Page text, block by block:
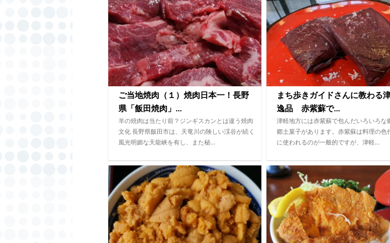
ご当地焼肉（１）焼肉日本一！長野
県「飯田焼肉」...
羊の焼肉は当たり前？ジンギスカンとは違う焼肉
文化 長野県飯田市は、天竜川の険しい渓谷が続く
風光明媚な天龍峡を有し、また秘…
まち歩きガイドさんに教わる
逸品 赤紫蘇で...
津軽地方には赤紫蘇で包んだいろいろな
郷土菓子があります。赤紫蘇は料理の色
に使われるのが一般的ですが、津軽…